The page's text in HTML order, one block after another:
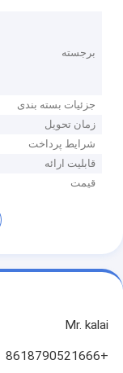
برجسته
جزئیات بسته بندی
زمان تحویل
شرایط پرداخت
قابلیت ارائه
قیمت
Mr. kalai
+8618790521666